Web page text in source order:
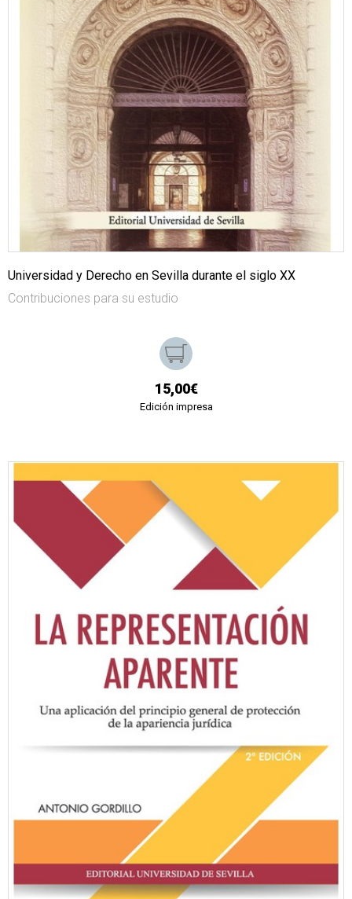
Universidad y Derecho en Sevilla durante el siglo XX
Contribuciones para su estudio
15,00€
Edición impresa